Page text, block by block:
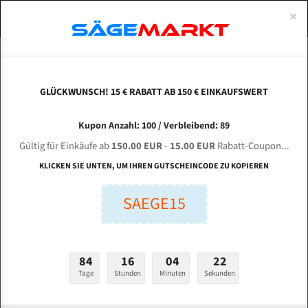
HUJIN Zhejiang Machine Tool GB 4240 für 4740
mm Bi-Metall Bandsägeblätter
Länge (mm):
Stärken + Zahnteilung:
mm
ABOUTS
ENGLISH
Bi-Metall Meterware
Fleischerei Bandsägeblätter
Bandmesser Glatt Meterware
Konvex Meterware
×
GLÜCKWUNSCH! 15 € RABATT AB 150 € EINKAUFSWERT
Kupon Anzahl: 100 / Verbleibend: 89
Gültig für Einkäufe ab150.00 EUR- 15.00 EURRabatt-Coupon...
KLICKEN SIE UNTEN, UM IHREN GUTSCHEINCODE ZU KOPIEREN
SAEGE15
84
Tage
16
Stunden
04
Minuten
21
Sekunden